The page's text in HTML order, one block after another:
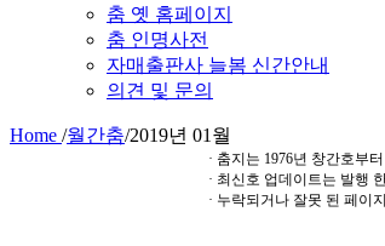
춤 옛 홈페이지
춤 인명사전
자매출판사 늘봄 신간안내
의견 및 문의
Home /월간춤/2019년 01월
· 춤지는 1976년 창간호부
· 최신호 업데이트는 발행
· 누락되거나 잘못 된 페이